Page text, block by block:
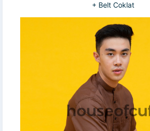
+ Belt Coklat